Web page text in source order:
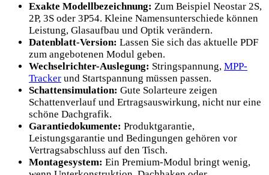
Exakte Modellbezeichnung: Zum Beispiel Neostar 2S,
2P, 3S oder 3P54. Kleine Namensunterschiede können
Leistung, Glasaufbau und Optik verändern.
Datenblatt-Version: Lassen Sie sich das aktuelle PDF
zum angebotenen Modul geben.
Wechselrichter-Auslegung: Stringspannung, MPP-
Tracker und Startspannung müssen passen.
Schattensimulation: Gute Solarteure zeigen
Schattenverlauf und Ertragsauswirkung, nicht nur eine
schöne Dachgrafik.
Garantiedokumente: Produktgarantie,
Leistungsgarantie und Bedingungen gehören vor
Vertragsabschluss auf den Tisch.
Montagesystem: Ein Premium-Modul bringt wenig,